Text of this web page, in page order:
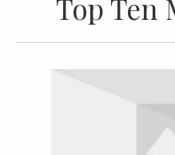
Top Ten